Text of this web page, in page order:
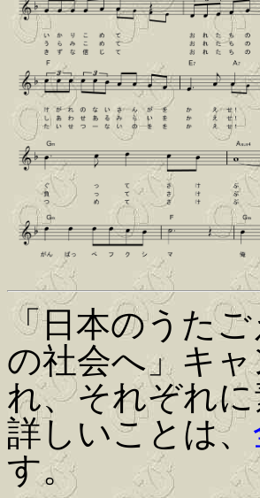
「日本のうた
の社会へ」キ
れ、それぞれ
詳しいことは、
す。